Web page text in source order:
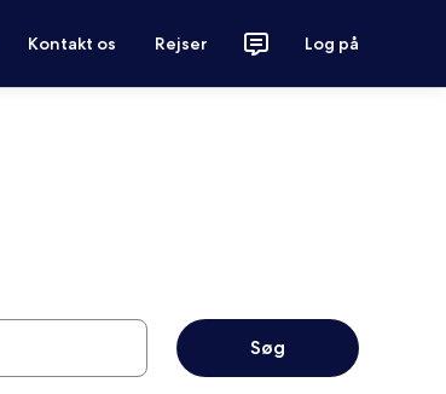
Kontakt os Rejser Log på
Søg